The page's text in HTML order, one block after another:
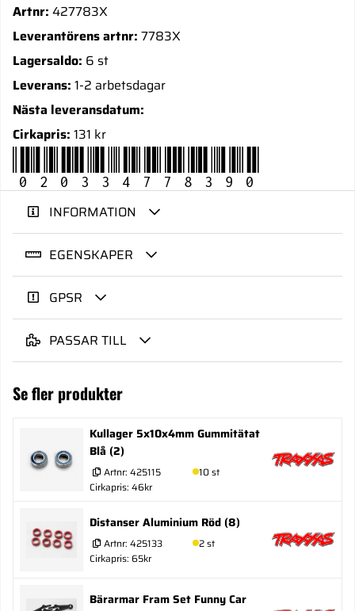
Artnr: 427783X
Leverantörens artnr: 7783X
Lagersaldo: 6 st
Leverans: 1-2 arbetsdagar
Nästa leveransdatum:
Cirkapris: 131 kr
020334778390
INFORMATION
EGENSKAPER
GPSR
PASSAR TILL
Se fler produkter
Kullager 5x10x4mm Gummitätat
Blå (2)
Artnr: 425115
10 st
Cirkapris: 46kr
Distanser Aluminium Röd (8)
Artnr: 425133
2 st
Cirkapris: 65kr
Bärarmar Fram Set Funny Car